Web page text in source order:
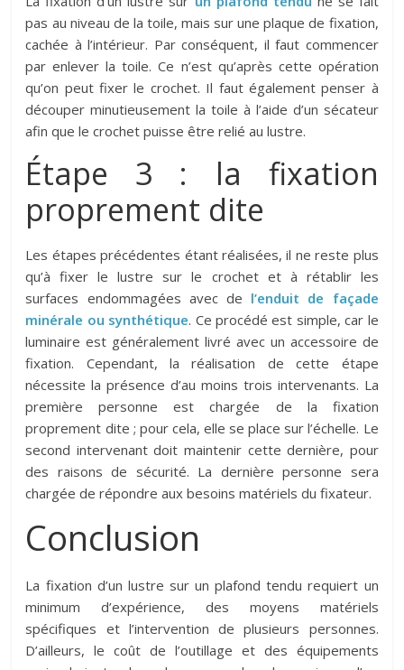
pas au niveau de la toile, mais sur une plaque de fixation,
cachée à l’intérieur. Par conséquent, il faut commencer
par enlever la toile. Ce n’est qu’après cette opération
qu’on peut fixer le crochet. Il faut également penser à
découper minutieusement la toile à l’aide d’un sécateur
afin que le crochet puisse être relié au lustre.
Étape 3 : la fixation
proprement dite
Les étapes précédentes étant réalisées, il ne reste plus
qu’à fixer le lustre sur le crochet et à rétablir les
surfaces endommagées avec de l’enduit de façade
minérale ou synthétique. Ce procédé est simple, car le
luminaire est généralement livré avec un accessoire de
fixation. Cependant, la réalisation de cette étape
nécessite la présence d’au moins trois intervenants. La
première personne est chargée de la fixation
proprement dite ; pour cela, elle se place sur l’échelle. Le
second intervenant doit maintenir cette dernière, pour
des raisons de sécurité. La dernière personne sera
chargée de répondre aux besoins matériels du fixateur.
Conclusion
La fixation d’un lustre sur un plafond tendu requiert un
minimum d’expérience, des moyens matériels
spécifiques et l’intervention de plusieurs personnes.
D’ailleurs, le coût de l’outillage et des équipements